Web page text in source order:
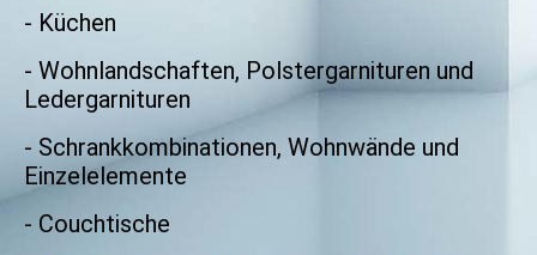
- Küchen
- Wohnlandschaften, Polstergarnituren und
Ledergarnituren
- Schrankkombinationen, Wohnwände und
Einzelelemente
- Couchtische